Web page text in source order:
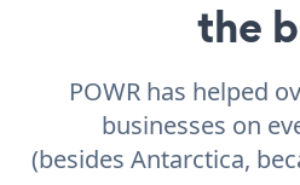
the
POWR has helped
businesses on
(besides Antarctica,